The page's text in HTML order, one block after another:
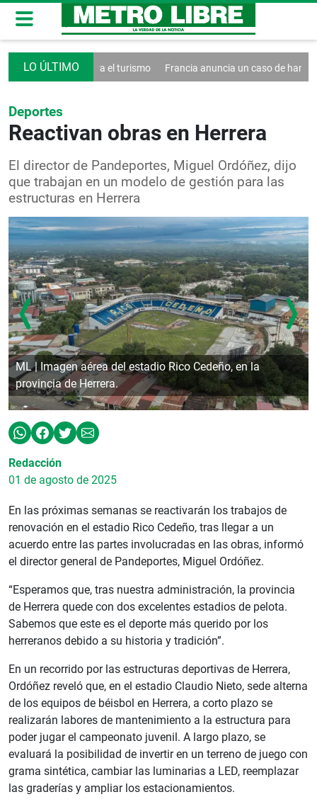
contra el turismo Francia anuncia un caso de hantavirus
Deportes
Reactivan obras en Herrera
El director de Pandeportes, Miguel Ordóñez, dijo
que trabajan en un modelo de gestión para las
estructuras en Herrera
ML | Imagen aérea del estadio Rico Cedeño, en la
provincia de Herrera.
Redacción
01 de agosto de 2025
En las próximas semanas se reactivarán los trabajos de
renovación en el estadio Rico Cedeño, tras llegar a un
acuerdo entre las partes involucradas en las obras, informó
el director general de Pandeportes, Miguel Ordóñez.
“Esperamos que, tras nuestra administración, la provincia
de Herrera quede con dos excelentes estadios de pelota.
Sabemos que este es el deporte más querido por los
herreranos debido a su historia y tradición”.
En un recorrido por las estructuras deportivas de Herrera,
Ordóñez reveló que, en el estadio Claudio Nieto, sede alterna
de los equipos de béisbol en Herrera, a corto plazo se
realizarán labores de mantenimiento a la estructura para
poder jugar el campeonato juvenil. A largo plazo, se
evaluará la posibilidad de invertir en un terreno de juego con
grama sintética, cambiar las luminarias a LED, reemplazar
las graderías y ampliar los estacionamientos.